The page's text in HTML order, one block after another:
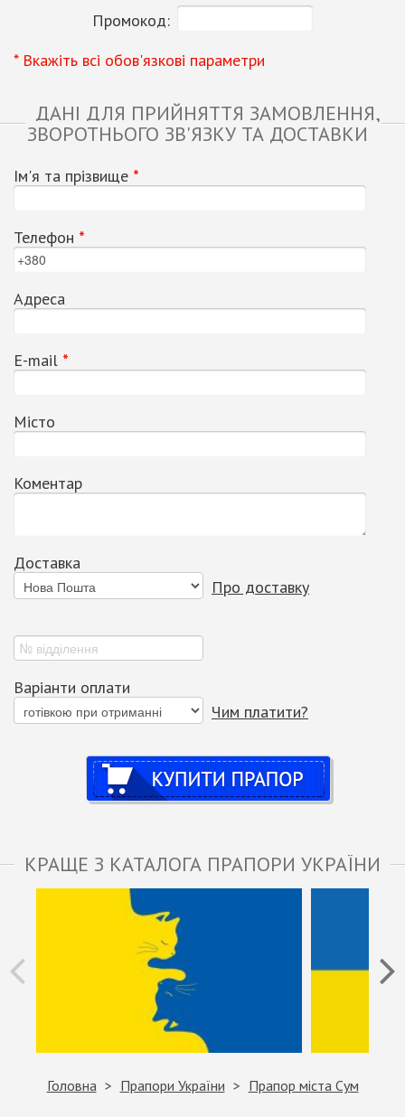
Промокод:
* Вкажіть всі обов'язкові параметри
ДАНІ ДЛЯ ПРИЙНЯТТЯ ЗАМОВЛЕННЯ,
ЗВОРОТНЬОГО ЗВ'ЯЗКУ ТА ДОСТАВКИ
Ім'я та прізвище *
Телефон *
Адреса
Е-mail *
Місто
Коментар
Доставка
Про доставку
Варіанти оплати
Чим платити?
Купити
КРАЩЕ З КАТАЛОГА ПРАПОРИ УКРАЇНИ
Головна Прапори України Прапор міста Сум